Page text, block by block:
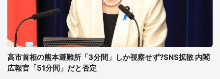
高市首相の熊本避難所「3分間」しか視察せず?SNS拡散 内閣
広報官「51分間」だと否定